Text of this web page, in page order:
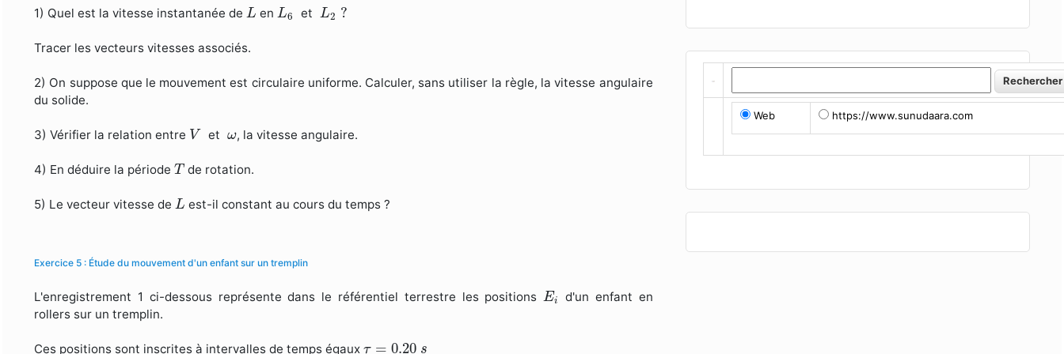
1) Quel est la vitesse instantanée deL
L enL6
L et L2 ?
L ?
Tracer les vecteurs vitesses associés.
2) On suppose que le mouvement est circulaire uniforme. Calculer, sans utiliser la règle, la vitesse angulaire
du solide.
3) Vérifier la relation entre V
V et ω
ω, la vitesse angulaire.
4) En déduire la périodeT
T de rotation.
5) Le vecteur vitesse deL
L est-il constant au cours du temps ?
Exercice 5 : Étude du mouvement d'un enfant sur un tremplin
L'enregistrement 1 ci-dessous représente dans le référentiel terrestre les positionsEi
Ei
d'un enfant en
rollers sur un tremplin.
Ces positions sont inscrites à intervalles de temps égauxτ = 0.20 s
τ= 0.20s
Web https://www.sunudaara.com